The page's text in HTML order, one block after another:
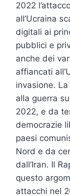
2022
all’Ucraina
digitali ai
pubblici e
anche dei
affiancati
invasione.
alla guerra
2022, e da
democrazie
paesi
Nord e da
dall’Iran. Il
questo
attacchi nel